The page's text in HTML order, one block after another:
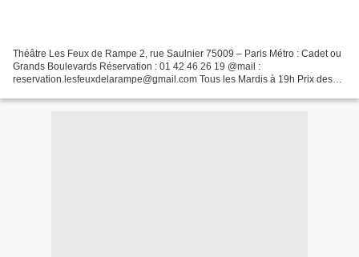
Théâtre Les Feux de Rampe 2, rue Saulnier 75009 – Paris Métro : Cadet ou
Grands Boulevards Réservation : 01 42 46 26 19 @mail :
reservation.lesfeuxdelarampe@gmail.com Tous les Mardis à 19h Prix des